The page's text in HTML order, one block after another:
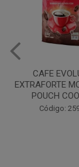
CAFE
EXTRAFORTE
POUCH
Código: